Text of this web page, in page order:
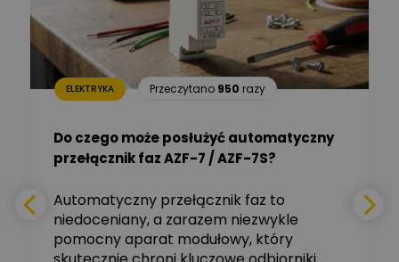
Ekspert mgr inż. elektronik
i informatyk, Hager Polska
Sp. z o.o.
Zadaj pytanie
Aleksander NKT
Ekspert Zadaj pytanie
Tomasz Salak
Ekspert
Ekspert ABB
Ekspert, ABB Zadaj pytanie
ELEKTRYKA Przeczytano 950 razy
Do czego może posłużyć automatyczny
przełącznik faz AZF-7 / AZF-7S?
Automatyczny przełącznik faz to
niedoceniany, a zarazem niezwykle
pomocny aparat modułowy, który